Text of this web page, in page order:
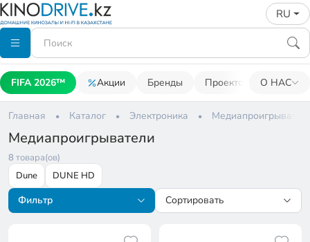
RU
FIFA 2026™ Акции Бренды Проекторы О НАС
Главная Каталог Электроника
Медиапроигрыватели
8 товара(ов)
Dune
DUNE HD
Фильтр Сортировать